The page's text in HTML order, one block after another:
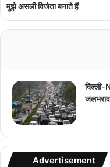
मुझे असली विजेता बनाते हैं
दिल्ली-
Advertisement